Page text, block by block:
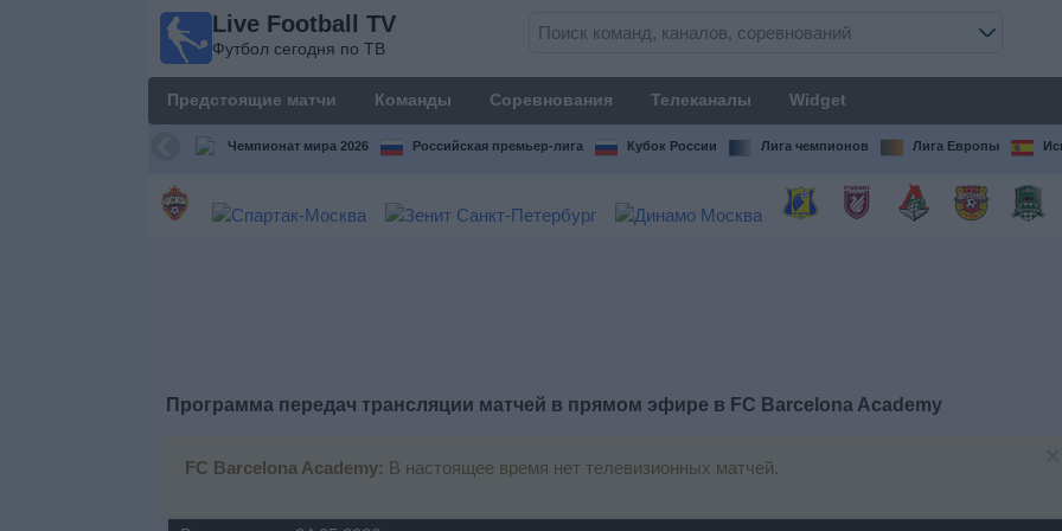
Live Football TV
Футбол сегодня по ТВ
Предстоящие матчи Команды Соревнования Телеканалы Widget
Чемпионат мира 2026 Российская премьер-лига Кубок России Лига чемпионов Лига Европы
Программа передач трансляции матчей в прямом эфире в FC Barcelona Academy
FC Barcelona Academy: В настоящее время нет телевизионных матчей.